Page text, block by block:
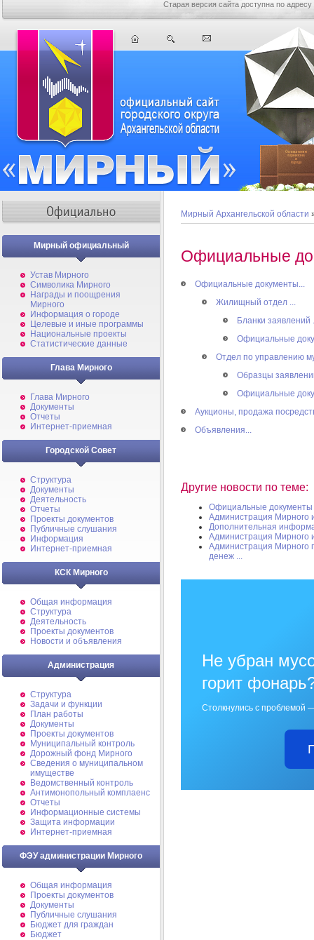
Старая версия сайта доступна по адресу
Мирный официальный
Устав Мирного
Символика Мирного
Награды и поощрения
Мирного
Информация о городе
Целевые и иные программы
Национальные проекты
Статистические данные
Глава Мирного
Глава Мирного
Документы
Отчеты
Интернет-приемная
Городской Совет
Структура
Документы
Деятельность
Отчеты
Проекты документов
Публичные слушания
Информация
Интернет-приемная
КСК Мирного
Общая информация
Структура
Деятельность
Проекты документов
Новости и объявления
Администрация
Структура
Задачи и функции
План работы
Документы
Проекты документов
Муниципальный контроль
Дорожный фонд Мирного
Cведения о муниципальном
имуществе
Ведомственный контроль
Антимонопольный комплаенс
Отчеты
Информационные системы
Защита информации
Интернет-приемная
ФЭУ администрации Мирного
Общая информация
Проекты документов
Документы
Публичные слушания
Бюджет для граждан
Бюджет
Мирный Архангельской области
Официальные
Официальные документы...
Жилищный отдел ...
Бланки заявлений
Официальные
Отдел по управлению
Образцы
Официальные
Аукционы, продажа
Объявления...
Другие новости по теме:
Официальные документы
Администрация Мирного
Дополнительная
Администрация Мирного
Администрация Мирного
денеж ...
Не убран
горит
Столкнулись с проблемой